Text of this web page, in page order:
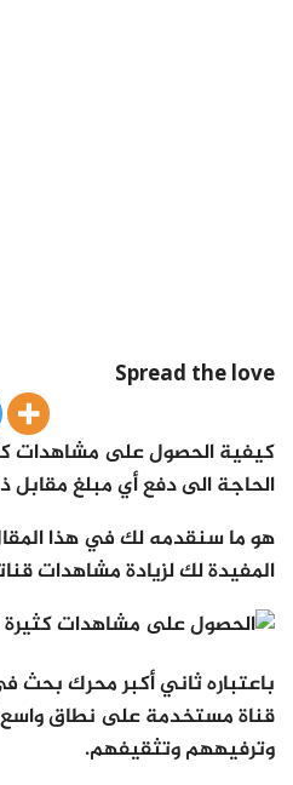
Spread the love
كيفية الحصول على مشاهدات
الحاجة الى دفع أي مبلغ مقابل
هو ما سنقدمه لك في هذا
المفيدة لك لزيادة مشاهدات
قناة مستخدمة على نطاق واسع
وترفيههم وتثقيفهم.